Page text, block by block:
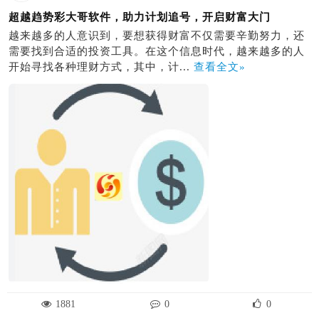
超越趋势彩大哥软件，助力计划追号，开启财富大门
越来越多的人意识到，要想获得财富不仅需要辛勤努力，还
需要找到合适的投资工具。在这个信息时代，越来越多的人
开始寻找各种理财方式，其中，计... 查看全文»
1881 0 0